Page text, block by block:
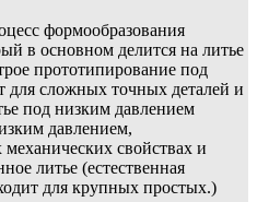
формообразования
в основном делится на литье
прототипирование под
для сложных точных деталей и
под низким давлением
давлением,
свойствах и
литье (естественная
для крупных простых.)